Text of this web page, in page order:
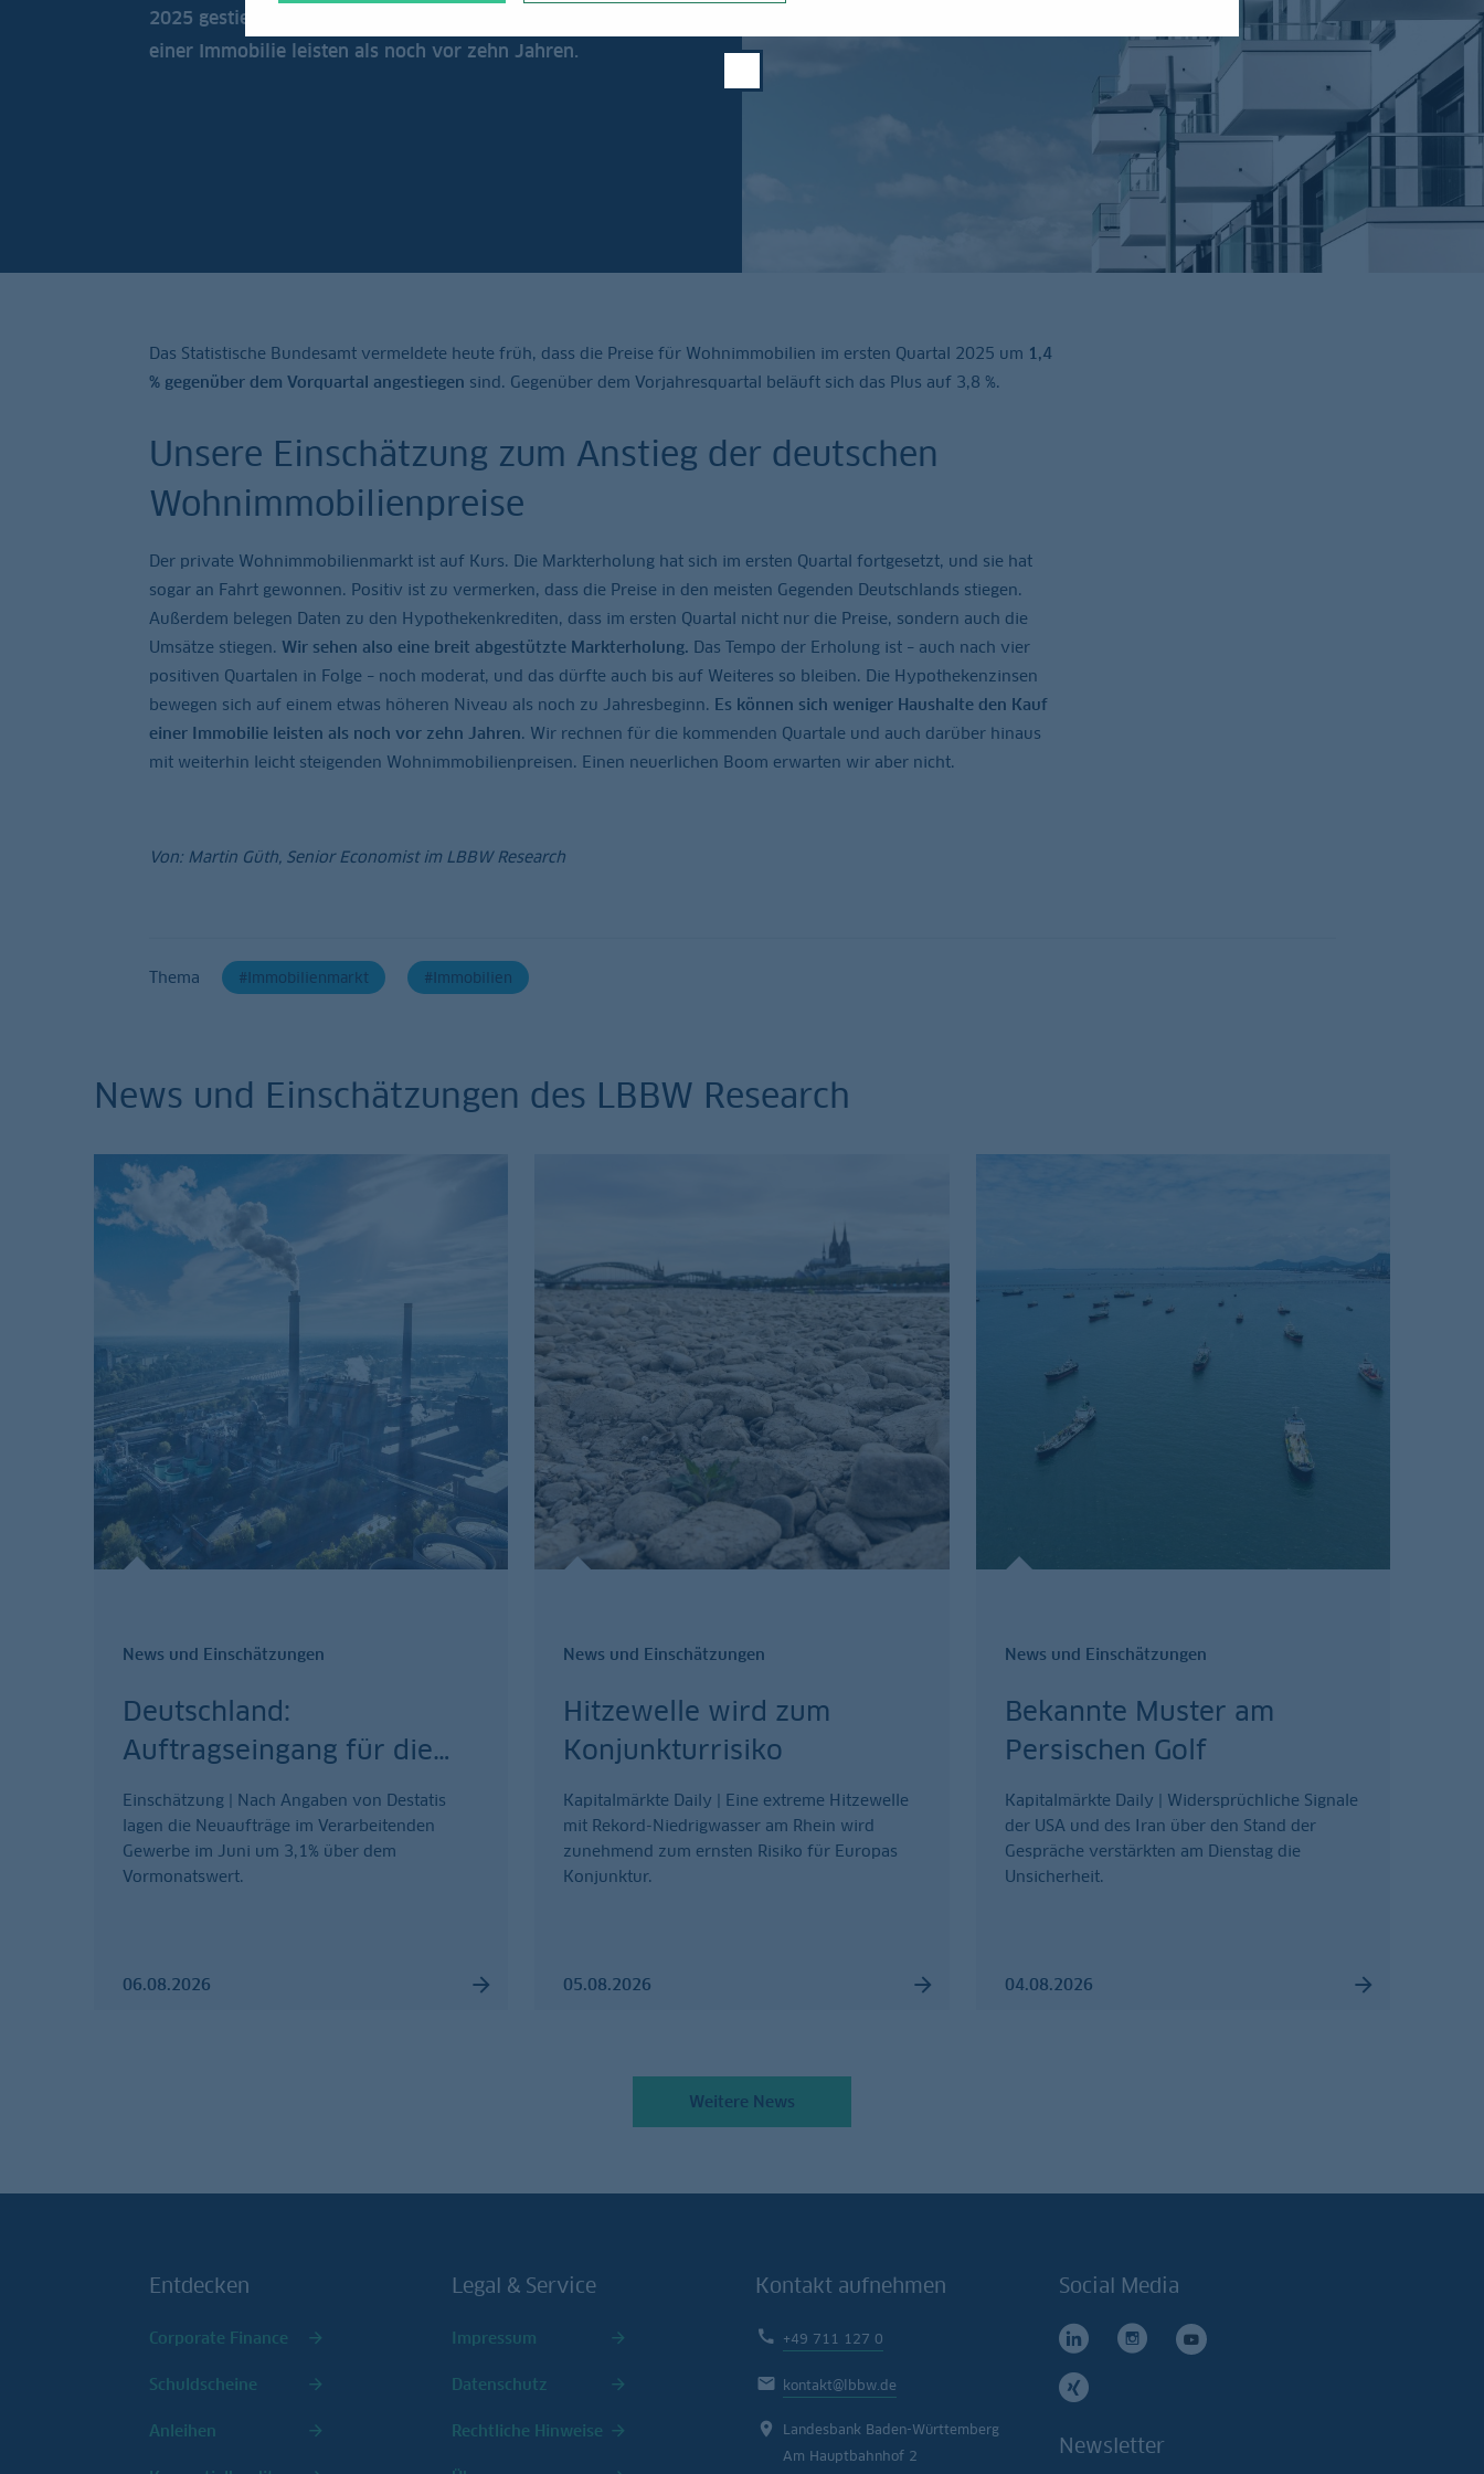
2025 gestiegen. Es können sich weniger Haushalte den Kauf
einer Immobilie leisten als noch vor zehn Jahren.
Das Statistische Bundesamt vermeldete heute früh, dass die Preise für Wohnimmobilien im ersten Quartal 2025 um 1,4
% gegenüber dem Vorquartal angestiegen sind. Gegenüber dem Vorjahresquartal beläuft sich das Plus auf 3,8 %.
Unsere Einschätzung zum Anstieg der deutschen
Wohnimmobilienpreise
Der private Wohnimmobilienmarkt ist auf Kurs. Die Markterholung hat sich im ersten Quartal fortgesetzt, und sie hat
sogar an Fahrt gewonnen. Positiv ist zu vermerken, dass die Preise in den meisten Gegenden Deutschlands stiegen.
Außerdem belegen Daten zu den Hypothekenkrediten, dass im ersten Quartal nicht nur die Preise, sondern auch die
Umsätze stiegen. Wir sehen also eine breit abgestützte Markterholung. Das Tempo der Erholung ist – auch nach vier
positiven Quartalen in Folge – noch moderat, und das dürfte auch bis auf Weiteres so bleiben. Die Hypothekenzinsen
bewegen sich auf einem etwas höheren Niveau als noch zu Jahresbeginn. Es können sich weniger Haushalte den Kauf
einer Immobilie leisten als noch vor zehn Jahren. Wir rechnen für die kommenden Quartale und auch darüber hinaus
mit weiterhin leicht steigenden Wohnimmobilienpreisen. Einen neuerlichen Boom erwarten wir aber nicht.
Von: Martin Güth, Senior Economist im LBBW Research
Thema Immobilienmarkt Immobilien
News und Einschätzungen des LBBW Research
News und Einschätzungen
Deutschland:
Auftragseingang für die…
Einschätzung | Nach Angaben von Destatis
lagen die Neuaufträge im Verarbeitenden
Gewerbe im Juni um 3,1% über dem
Vormonatswert.
06.08.2026
News und Einschätzungen
Hitzewelle wird zum
Konjunkturrisiko
Kapitalmärkte Daily | Eine extreme Hitzewelle
mit Rekord-Niedrigwasser am Rhein wird
zunehmend zum ernsten Risiko für Europas
Konjunktur.
05.08.2026
News und Einschätzungen
Bekannte Muster am
Persischen Golf
Kapitalmärkte Daily | Widersprüchliche Signale
der USA und des Iran über den Stand der
Gespräche verstärkten am Dienstag die
Unsicherheit.
04.08.2026
Weitere News
Entdecken
Corporate Finance
Schuldscheine
Anleihen
Legal & Service
Impressum
Datenschutz
Rechtliche Hinweise
Kontakt aufnehmen
+49 711 127 0
kontakt@lbbw.de
Landesbank Baden-Württemberg
Am Hauptbahnhof 2
Social Media
Newsletter